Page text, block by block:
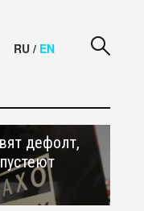
RU / EN
дефолт,